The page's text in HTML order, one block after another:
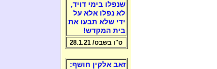
שנפלו בימי דויד,
לא נפלו אלא על
ידי שלא תבעו את
בית המקדש!
ט"ו בשבט/ 28.1.21
זאב אלקין חושף: